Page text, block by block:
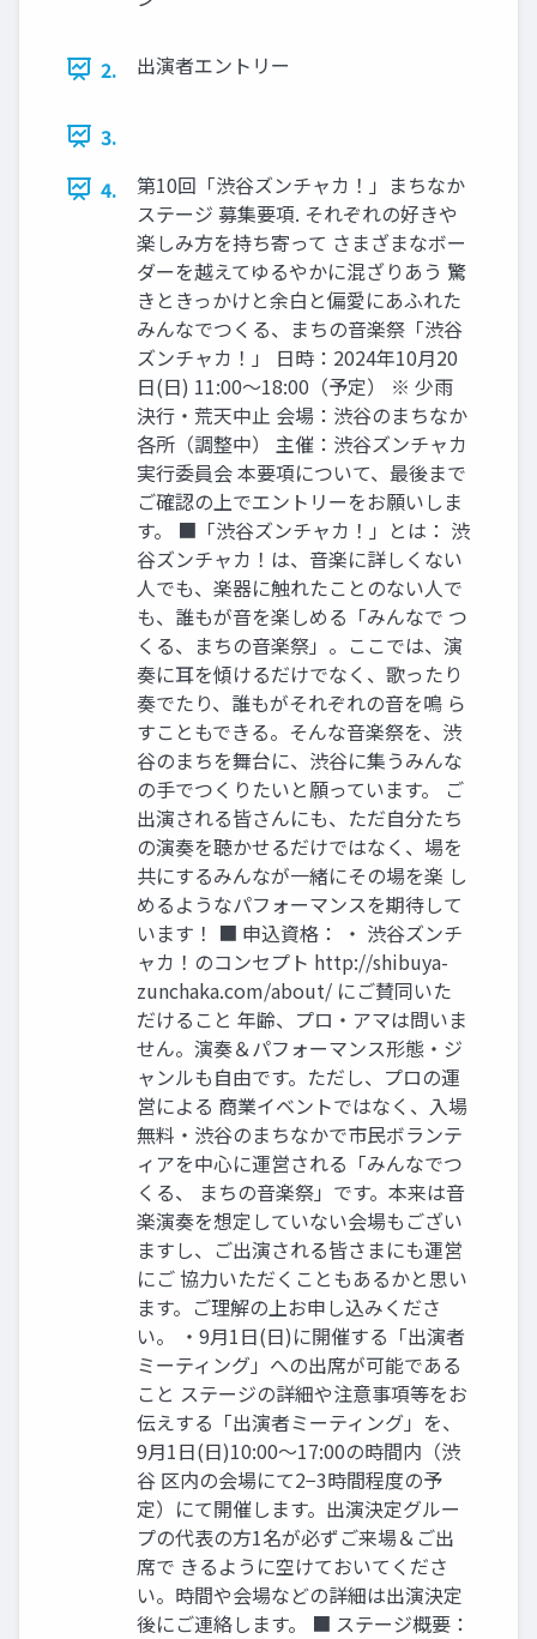
2. 出演者エントリー
3.
4.
第10回「渋谷ズンチャカ！」まちなか
ステージ 募集要項. それぞれの好きや
楽しみ方を持ち寄って さまざまなボー
ダーを越えてゆるやかに混ざりあう 驚
きときっかけと余白と偏愛にあふれた
みんなでつくる、まちの音楽祭「渋谷
ズンチャカ！」 日時：2024年10月20
日(日) 11:00〜18:00（予定） ※ 少雨
決行・荒天中止 会場：渋谷のまちなか
各所（調整中） 主催：渋谷ズンチャカ
実行委員会 本要項について、最後まで
ご確認の上でエントリーをお願いしま
す。 ■「渋谷ズンチャカ！」とは： 渋
谷ズンチャカ！は、音楽に詳しくない
人でも、楽器に触れたことのない人で
も、誰もが音を楽しめる「みんなで つ
くる、まちの音楽祭」。ここでは、演
奏に耳を傾けるだけでなく、歌ったり
奏でたり、誰もがそれぞれの音を鳴 ら
すこともできる。そんな音楽祭を、渋
谷のまちを舞台に、渋谷に集うみんな
の手でつくりたいと願っています。 ご
出演される皆さんにも、ただ自分たち
の演奏を聴かせるだけではなく、場を
共にするみんなが一緒にその場を楽 し
めるようなパフォーマンスを期待して
います！ ■ 申込資格： ・ 渋谷ズンチ
ャカ！のコンセプト http://shibuya-
zunchaka.com/about/ にご賛同いた
だけること 年齢、プロ・アマは問いま
せん。演奏＆パフォーマンス形態・ジ
ャンルも自由です。ただし、プロの運
営による 商業イベントではなく、入場
無料・渋谷のまちなかで市民ボランテ
ィアを中心に運営される「みんなでつ
くる、 まちの音楽祭」です。本来は音
楽演奏を想定していない会場もござい
ますし、ご出演される皆さまにも運営
にご 協力いただくこともあるかと思い
ます。ご理解の上お申し込みくださ
い。 ・9月1日(日)に開催する「出演者
ミーティング」への出席が可能である
こと ステージの詳細や注意事項等をお
伝えする「出演者ミーティング」を、
9月1日(日)10:00〜17:00の時間内（渋
谷 区内の会場にて2−3時間程度の予
定）にて開催します。出演決定グルー
プの代表の方1名が必ずご来場＆ご出
席で きるように空けておいてくださ
い。時間や会場などの詳細は出演決定
後にご連絡します。 ■ ステージ概要：